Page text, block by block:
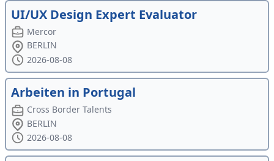
UI/UX Design Expert Evaluator
Mercor
BERLIN
2026-08-08
Arbeiten in Portugal
Cross Border Talents
BERLIN
2026-08-08